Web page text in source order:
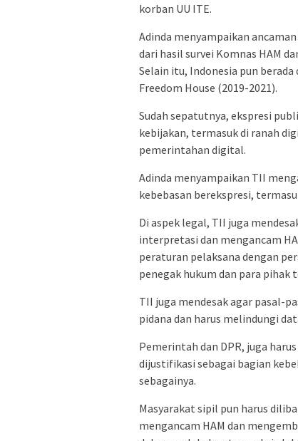
korban UU ITE.
Adinda menyampaikan
dari hasil survei Komnas HAM
Selain itu, Indonesia pun
Freedom House (2019-2021).
Sudah sepatutnya, ekspresi
kebijakan, termasuk di ranah
pemerintahan digital.
Adinda menyampaikan TII
kebebasan berekspresi,
Di aspek legal, TII juga
interpretasi dan mengancam
peraturan pelaksana dengan
penegak hukum dan para pihak
TII juga mendesak agar pasal-
pidana dan harus melindungi
Pemerintah dan DPR, juga
dijustifikasi sebagai bagian
sebagainya.
Masyarakat sipil pun harus
mengancam HAM dan